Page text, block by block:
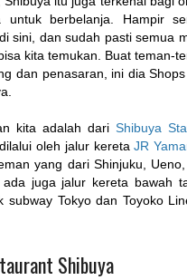
untuk berbelanja. Hampir
sini, dan sudah pasti semua
kita temukan. Buat teman-
dan penasaran, ini dia
kita adalah dari Shibuya
oleh jalur keretaJR
yang dari Shinjuku,
juga jalur kereta bawah
subway Tokyo dan Toyoko
Shibuya